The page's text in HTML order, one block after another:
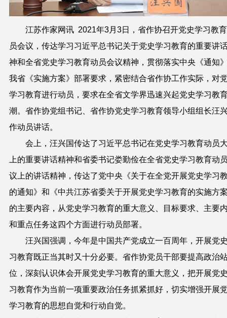
江苏作家网讯 2021年3月3日，省作协召开党史学习教
员会议，传达学习习近平总书记关于党史学习教育的重要讲
神和全省党史学习教育动员会议精神，贯彻落实中央《通知
我省《实施方案》部署要求，紧密结合省作协工作实际，对
学习教育进行动员，要求在全省文学界迅速兴起党史学习教
潮。省作协党组书记、省作协党史学习教育领导小组组长汪
作动员讲话。
会上，汪兴国传达了习近平总书记在党史学习教育动员
上的重要讲话精神和省委书记娄勤俭在全省党史学习教育动
议上的讲话精神，传达了党中央《关于在全党开展党史学习
的通知》和《中共江苏省委关于开展党史学习教育的实施方
的主要内容，从党史学习教育的重大意义、目标要求、主要
和重点任务这四个方面进行动员部署。
汪兴国强调，今年是中国共产党成立一百周年，开展党
习教育既正当其时又十分必要。省作协党员干部要提高政治
位，深刻认识体会开展党史学习教育的重大意义，把开展党
习教育作为当前一项重要政治任务抓紧抓好，切实增强开展
学习教育的思想自觉和行动自觉。